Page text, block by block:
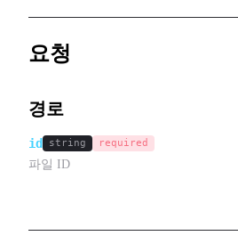
요청
경로
id string required
파일 ID